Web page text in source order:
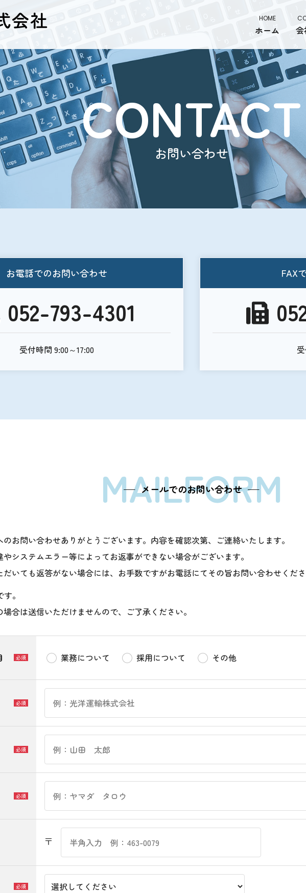
HOME
ホーム
CONTACT
お問い合わせ
お電話でのお問い合わせ
052-793-4301
受付時間 9:00～17:00
FAX
MAILFORM
メールでのお問い合わせ
お問い合わせありがとうございます。内容を確認次第、ご連絡いたします。
システムエラー等によってお返事ができない場合がございます。
だいても返答がない場合には、お手数ですがお電話にてその旨お問い合わせくだ
。
合は送信いただけませんので、ご了承ください。
必須 業務について 採用について その他
必須
必須
必須
〒
必須